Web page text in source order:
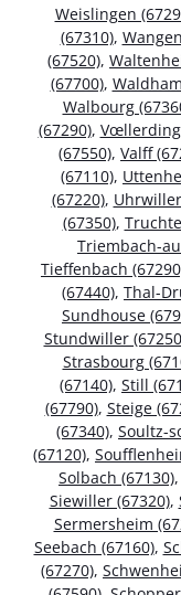
Weislingen
(67310),
(67520),
(67700),
Walbourg
(67290),
(67550), Valff
(67110),
(67220),
(67350),
Triembach-
Tieffenbach
(67440), Thal-
Sundhouse
Stundwiller
Strasbourg
(67140), Still
(67790), Steige
(67340), Soultz-
(67120),
Solbach (67130),
Siewiller (67320),
Sermersheim
Seebach (67160),
(67270),